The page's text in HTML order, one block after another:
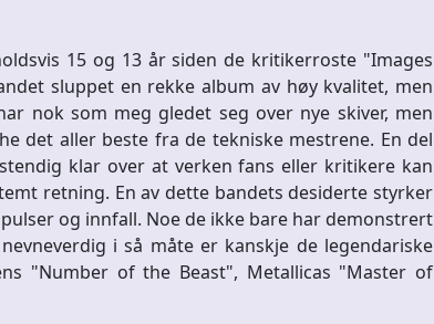
15 og 13 år siden de kritikerroste "Images
sluppet en rekke album av høy kvalitet, men
nok som meg gledet seg over nye skiver, men
det aller beste fra de tekniske mestrene. En del
klar over at verken fans eller kritikere kan
retning. En av dette bandets desiderte styrker
og innfall. Noe de ikke bare har demonstrert
i så måte er kanskje de legendariske
"Number of the Beast", Metallicas "Master of